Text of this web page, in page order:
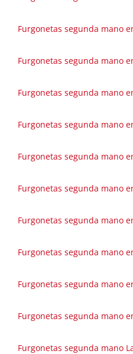
Furgonetas segunda mano
Furgonetas segunda mano
Furgonetas segunda mano
Furgonetas segunda mano
Furgonetas segunda mano
Furgonetas segunda mano
Furgonetas segunda mano
Furgonetas segunda mano
Furgonetas segunda mano
Furgonetas segunda mano
Furgonetas segunda mano